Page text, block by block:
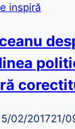
mai
colecție
de
tirbușoane
din
inspiră
02/201721/